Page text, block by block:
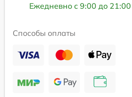
Ежедневно с 9:00 до 21:00
Способы оплаты